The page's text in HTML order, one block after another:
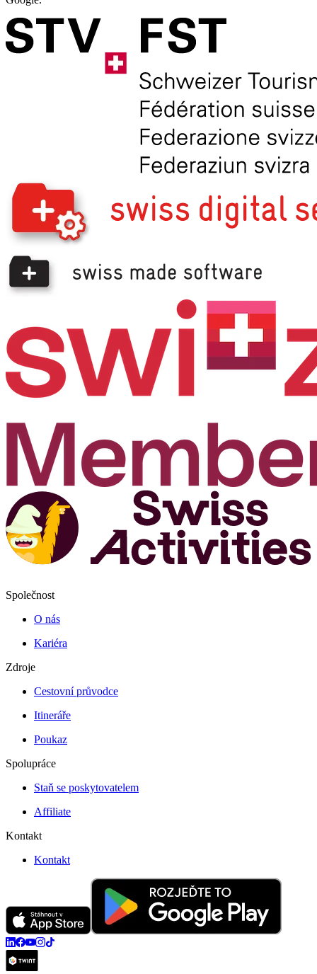
Společnost
O nás
Kariéra
Zdroje
Cestovní průvodce
Itineráře
Poukaz
Spolupráce
Staň se poskytovatelem
Affiliate
Kontakt
Kontakt